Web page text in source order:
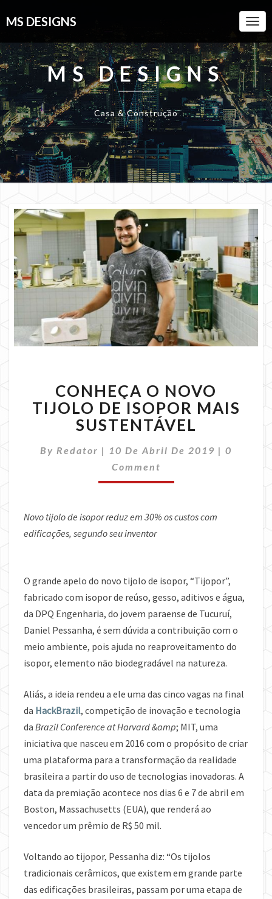
MS DESIGNS
MS DESIGNS
Casa & Construção
O
NOVO
TIJOLO
DE
MAIS
SUSTENTÁVEL
CONHEÇA O NOVO
TIJOLO DE ISOPOR MAIS
SUSTENTÁVEL
By Redator | 10 De Abril De 2019 | 0
Comment
Novo tijolo de isopor reduz em 30% os custos com
edificações, segundoseu inventor
O grande apelo do novo tijolo de isopor, “Tijopor”,
fabricado com isopor de reúso, gesso, aditivos e água,
da DPQ Engenharia, do jovem paraense de Tucuruí,
Daniel Pessanha, é sem dúvida a contribuição com o
meio ambiente, pois ajuda no reaproveitamento do
isopor, elemento não biodegradável na natureza.
Aliás, a ideia rendeu a ele uma das cinco vagas na final
da HackBrazil, competição de inovação e tecnologia
da Brazil Conference at Harvard &amp; MIT, uma
iniciativa que nasceu em 2016 com o propósito de criar
uma plataforma para a transformação da realidade
brasileira a partir do uso de tecnologias inovadoras. A
data da premiação acontece nos dias 6 e 7 de abril em
Boston, Massachusetts (EUA), que renderá ao
vencedor um prêmio de R$ 50 mil.
Voltando ao tijopor, Pessanha diz: “Os tijolos
tradicionais cerâmicos, que existem em grande parte
das edificações brasileiras, passam por uma etapa de